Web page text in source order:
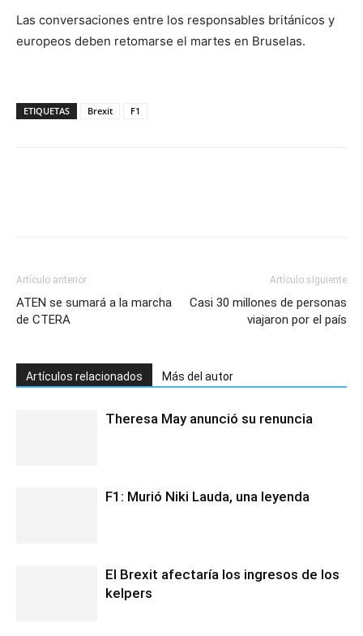
Las conversaciones entre los responsables británicos y
europeos deben retomarse el martes en Bruselas.
ETIQUETAS Brexit F1
Artículo anterior
ATEN se sumará a la marcha
de CTERA
Artículo siguiente
Casi 30 millones de personas
viajaron por el país
Artículos relacionados Más del autor
Theresa May anunció su renuncia
F1: Murió Niki Lauda, una leyenda
El Brexit afectaría los ingresos de los
kelpers